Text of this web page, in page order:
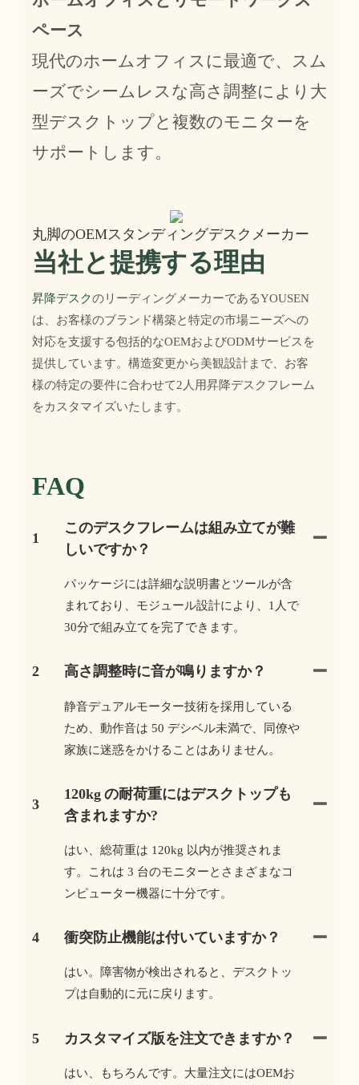
ペース
現代のホームオフィスに最適で、スム
ーズでシームレスな高さ調整により大
型デスクトップと複数のモニターを
サポートします。
丸脚のOEMスタンディングデスクメーカー
当社と提携する理由
昇降デスクのリーディングメーカーであるYOUSEN
は、お客様のブランド構築と特定の市場ニーズへの
対応を支援する包括的なOEMおよびODMサービスを
提供しています。構造変更から美観設計まで、お客
様の特定の要件に合わせて2人用昇降デスクフレーム
をカスタマイズいたします。
FAQ
1
このデスクフレームは組み立てが難
しいですか？
パッケージには詳細な説明書とツールが含
まれており、モジュール設計により、1人で
30分で組み立てを完了できます。
2 高さ調整時に音が鳴りますか？
静音デュアルモーター技術を採用している
ため、動作音は 50 デシベル未満で、同僚や
家族に迷惑をかけることはありません。
3
120kg の耐荷重にはデスクトップも
含まれますか?
はい、総荷重は 120kg 以内が推奨されま
す。これは 3 台のモニターとさまざまなコ
ンピューター機器に十分です。
4 衝突防止機能は付いていますか？
はい。障害物が検出されると、デスクトッ
プは自動的に元に戻ります。
5 カスタマイズ版を注文できますか？
はい、もちろんです。大量注文にはOEMお